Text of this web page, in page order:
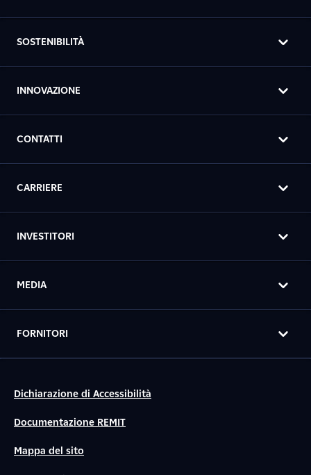
SOSTENIBILITÀ
INNOVAZIONE
CONTATTI
CARRIERE
INVESTITORI
MEDIA
FORNITORI
Dichiarazione di Accessibilità
Documentazione REMIT
Mappa del sito